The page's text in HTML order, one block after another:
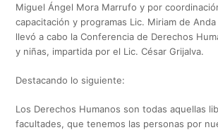
Miguel Ángel Mora Marrufo y por
capacitación y programas Lic. Miriam de
llevó a cabo la Conferencia de Derechos
y niñas, impartida por el Lic. César Grijalva.
Destacando lo siguiente:
Los Derechos Humanos son todas aquellas
facultades, que tenemos las personas por